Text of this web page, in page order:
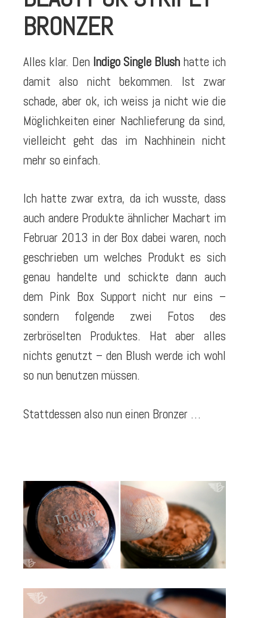
BRONZER
Alles klar. Den Indigo Single Blush hatte ich
damit also nicht bekommen. Ist zwar
schade, aber ok, ich weiss ja nicht wie die
Möglichkeiten einer Nachlieferung da sind,
vielleicht geht das im Nachhinein nicht
mehr so einfach.
Ich hatte zwar extra, da ich wusste, dass
auch andere Produkte ähnlicher Machart im
Februar 2013 in der Box dabei waren, noch
geschrieben um welches Produkt es sich
genau handelte und schickte dann auch
dem Pink Box Support nicht nur eins –
sondern folgende zwei Fotos des
zerbröselten Produktes. Hat aber alles
nichts genutzt – den Blush werde ich wohl
so nun benutzen müssen.
Stattdessen also nun einen Bronzer …